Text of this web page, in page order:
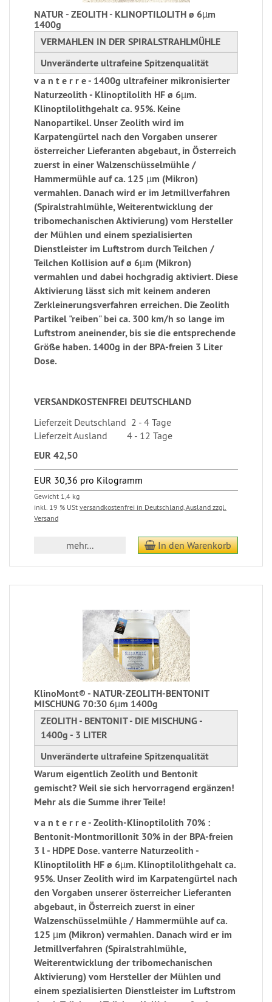
NATUR - ZEOLITH - KLINOPTILOLITH ø 6µm
1400g
VERMAHLEN IN DER SPIRALSTRAHLMÜHLE
Unveränderte ultrafeine Spitzenqualität
v a n t e r r e - 1400g ultrafeiner mikronisierter
Naturzeolith - Klinoptilolith HF ø 6µm.
Klinoptilolithgehalt ca. 95%. Keine
Nanopartikel. Unser Zeolith wird im
Karpatengürtel nach den Vorgaben unserer
österreicher Lieferanten abgebaut, in Österreich
zuerst in einer Walzenschüsselmühle /
Hammermühle auf ca. 125 µm (Mikron)
vermahlen. Danach wird er im Jetmillverfahren
(Spiralstrahlmühle, Weiterentwicklung der
tribomechanischen Aktivierung) vom Hersteller
der Mühlen und einem spezialisierten
Dienstleister im Luftstrom durch Teilchen /
Teilchen Kollision auf ø 6µm (Mikron)
vermahlen und dabei hochgradig aktiviert. Diese
Aktivierung lässt sich mit keinem anderen
Zerkleinerungsverfahren erreichen. Die Zeolith
Partikel "reiben" bei ca. 300 km/h so lange im
Luftstrom aneinender, bis sie die entsprechende
Größe haben. 1400g in der BPA-freien 3 Liter
Dose.
VERSANDKOSTENFREI DEUTSCHLAND
Lieferzeit Deutschland 2 - 4 Tage
Lieferzeit Ausland 4 - 12 Tage
EUR 42,50
EUR 30,36 pro Kilogramm
Gewicht 1,4 kg
inkl. 19 % USt versandkostenfrei in Deutschland, Ausland zzgl.
Versand
mehr... In den Warenkorb
KlinoMont® - NATUR-ZEOLITH-BENTONIT
MISCHUNG 70:30 6µm 1400g
ZEOLITH - BENTONIT - DIE MISCHUNG -
1400g - 3 LITER
Unveränderte ultrafeine Spitzenqualität
Warum eigentlich Zeolith und Bentonit
gemischt? Weil sie sich hervorragend ergänzen!
Mehr als die Summe ihrer Teile!
v a n t e r r e - Zeolith-Klinoptilolith 70% :
Bentonit-Montmorillonit 30% in der BPA-freien
3 l - HDPE Dose. vanterre Naturzeolith -
Klinoptilolith HF ø 6µm. Klinoptilolithgehalt ca.
95%. Unser Zeolith wird im Karpatengürtel nach
den Vorgaben unserer österreicher Lieferanten
abgebaut, in Österreich zuerst in einer
Walzenschüsselmühle / Hammermühle auf ca.
125 µm (Mikron) vermahlen. Danach wird er im
Jetmillverfahren (Spiralstrahlmühle,
Weiterentwicklung der tribomechanischen
Aktivierung) vom Hersteller der Mühlen und
einem spezialisierten Dienstleister im Luftstrom